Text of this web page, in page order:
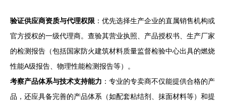
验证供应商资质与代理权限 ：优先选择生产企业的直属销售机构或
官方授权的一级代理商。查验其营业执照、产品授权书、生产厂家
的检测报告（包括国家防火建筑材料质量监督检验中心出具的燃烧
性能A级报告、物理性能检测报告等）。
考察产品体系与技术支持能力 ：专业的专卖商不仅能提供合格的产
品，还应具备完善的产品体系（如配套粘结剂、抹面材料等）和提